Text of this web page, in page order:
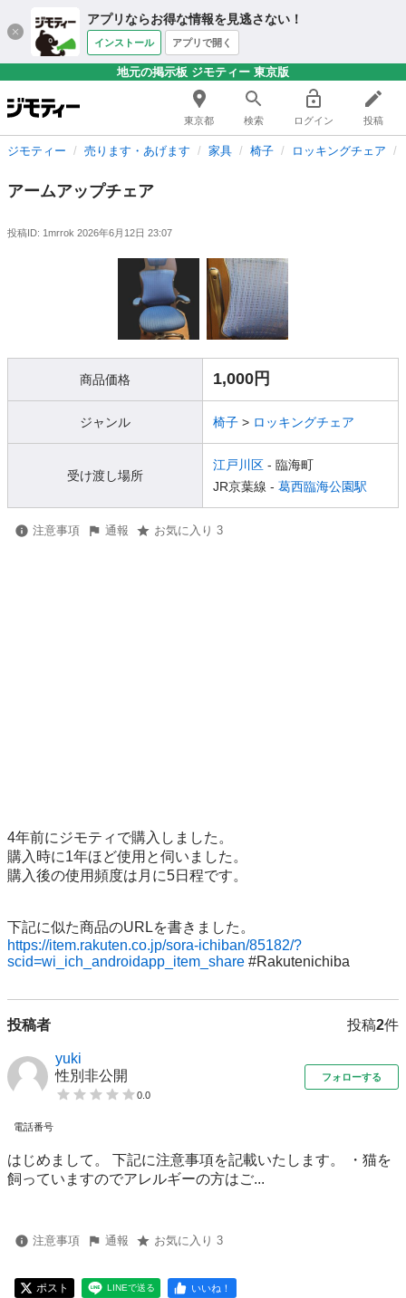
アプリならお得な情報を見逃さない！
インストール アプリで開く
地元の掲示板 ジモティー 東京版
東京都 検索 ログイン 投稿
ジモティー 売ります・あげます 家具 椅子 ロッキングチェア
アームアップチェア
投稿ID: 1mrrok 2026年6月12日 23:07
商品価格 1,000円
ジャンル 椅子 > ロッキングチェア
受け渡し場所
江戸川区 - 臨海町
JR京葉線 - 葛西臨海公園駅
注意事項 通報 お気に入り 3
4年前にジモティで購入しました。
購入時に1年ほど使用と伺いました。
購入後の使用頻度は月に5日程です。
https://item.rakuten.co.jp/sora-ichiban/85182/?
scid=wi_ich_androidapp_item_share #Rakutenichiba
投稿者 投稿2件
yuki
性別非公開
0.0
フォローする
電話番号
はじめまして。 下記に注意事項を記載いたします。 ・猫を
飼っていますのでアレルギーの方はご...
注意事項 通報 お気に入り 3
ポスト LINEで送る いいね！